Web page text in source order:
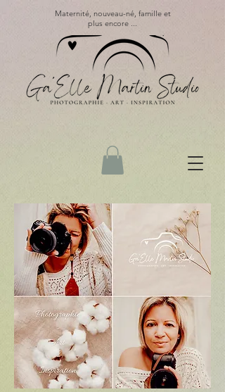
Maternité, nouveau-né, famille et
plus encore ...